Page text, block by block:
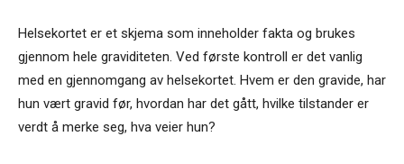
Helsekortet er et skjema som inneholder fakta og brukes
gjennom hele graviditeten. Ved første kontroll er det vanlig
med en gjennomgang av helsekortet. Hvem er den gravide, har
hun vært gravid før, hvordan har det gått, hvilke tilstander er
verdt å merke seg, hva veier hun?